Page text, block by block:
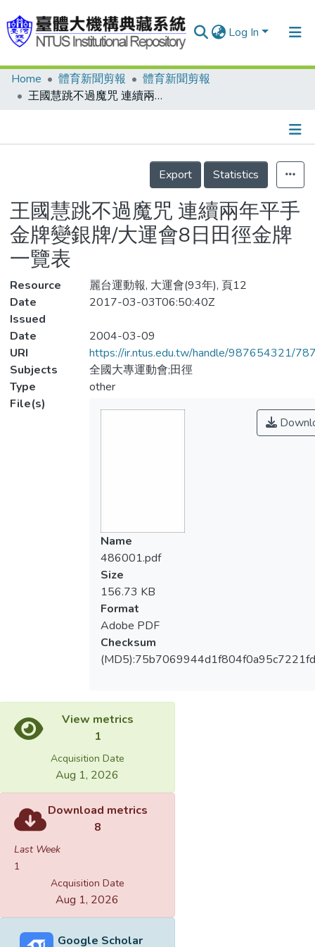
Log In
Communities & Collections
Statistics
Home 體育新聞剪報
體育新聞剪報
王國慧跳不過魔咒 連續兩年平手 金牌變銀牌/大運會8日田徑金牌一覽表
Details
Export
Statistics
王國慧跳不過魔咒 連續兩年平手
金牌變銀牌/大運會8日田徑金牌
一覽表
Resource
麗台運動報, 大運會(93年), 頁12
Date
Issued
2017-03-03T06:50:40Z
Date
2004-03-09
URI
https://ir.ntus.edu.tw/handle/987654321/
Subjects
全國大專運動會;田徑
Type
other
File(s)
Name
486001.pdf
Size
156.73 KB
Format
Adobe PDF
Checksum
View metrics
1
Acquisition Date
Aug 1, 2026
Download metrics
8
Last Week
1
Acquisition Date
Aug 1, 2026
Google Scholar